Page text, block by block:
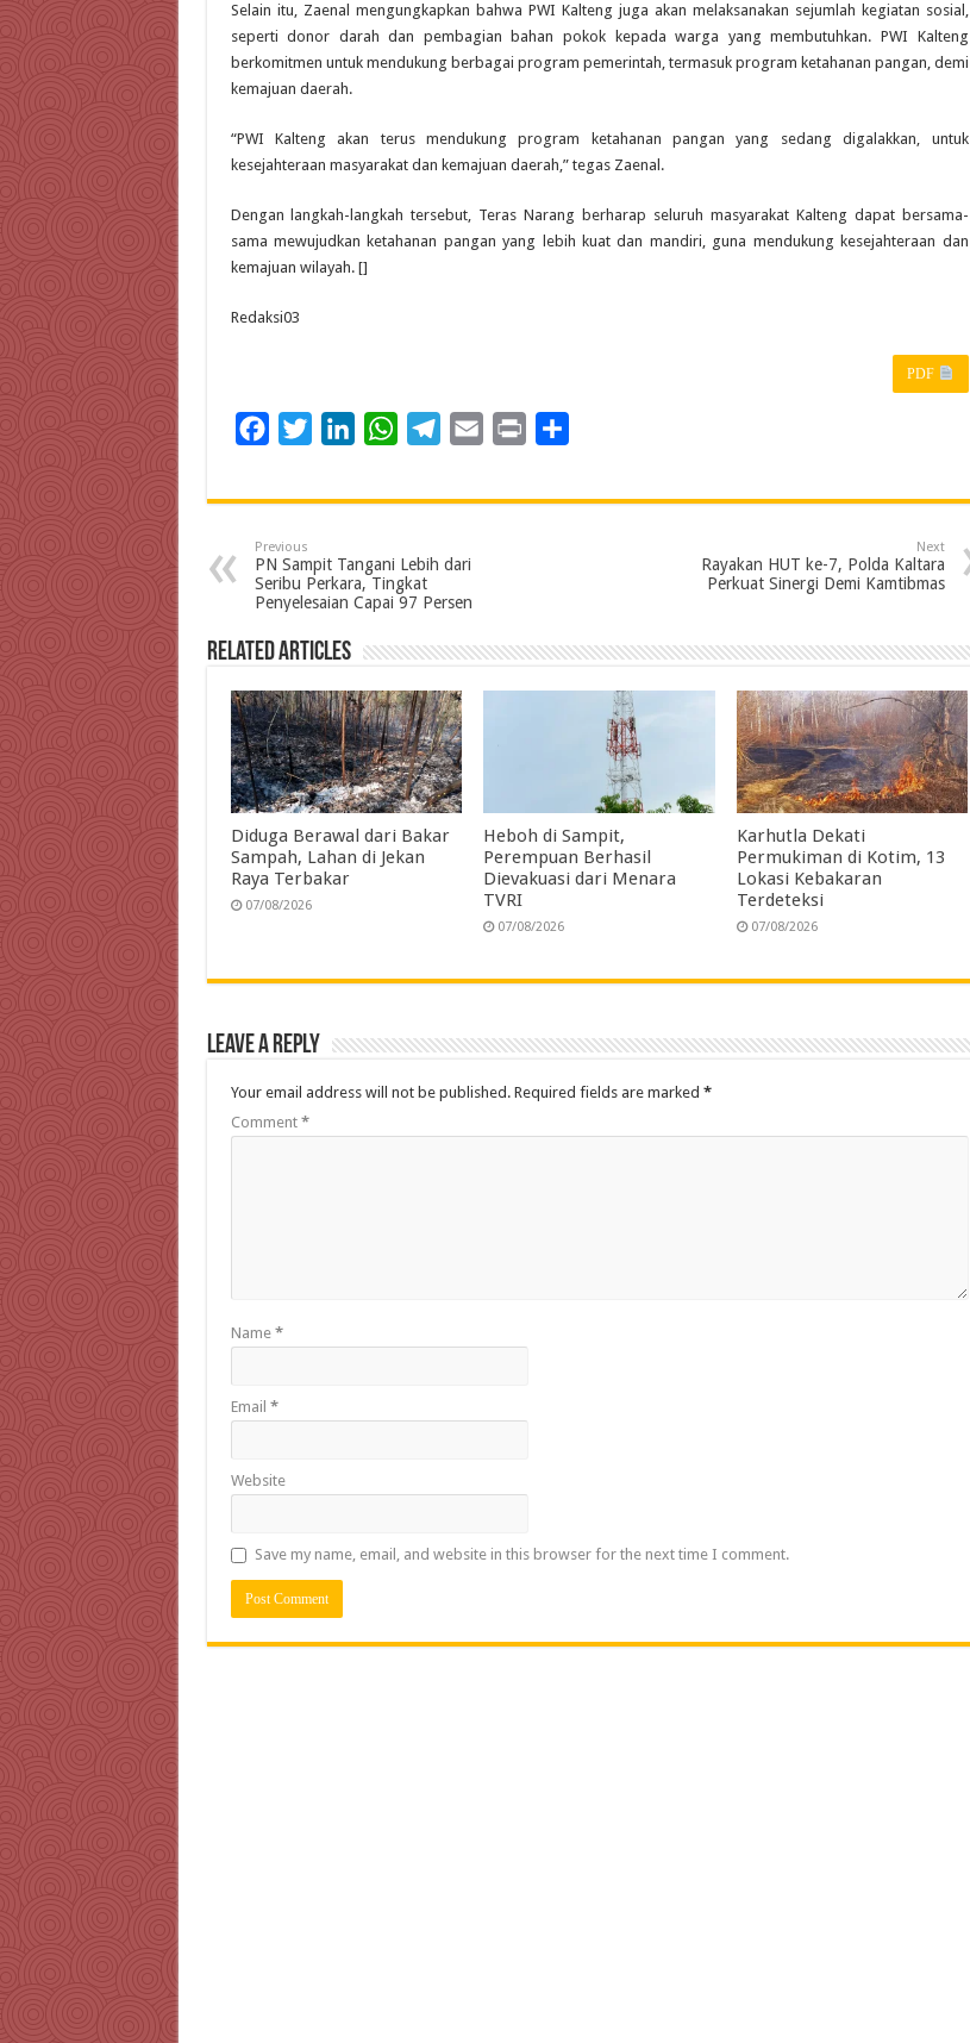
Selain itu, Zaenal mengungkapkan bahwa PWI Kalteng juga akan melaksanakan sejumlah kegiatan sosial,
seperti donor darah dan pembagian bahan pokok kepada warga yang membutuhkan. PWI Kalteng
berkomitmen untuk mendukung berbagai program pemerintah, termasuk program ketahanan pangan, demi
kemajuan daerah.
“PWI Kalteng akan terus mendukung program ketahanan pangan yang sedang digalakkan, untuk
kesejahteraan masyarakat dan kemajuan daerah,” tegas Zaenal.
Dengan langkah-langkah tersebut, Teras Narang berharap seluruh masyarakat Kalteng dapat bersama-
sama mewujudkan ketahanan pangan yang lebih kuat dan mandiri, guna mendukung kesejahteraan dan
kemajuan wilayah. []
Redaksi03
PDF
c
b
o
k
i
t
e
n
e
d
n
W
a
s
A
p
l
g
r
m
a
i
a
Previous
PN Sampit Tangani Lebih dari
Seribu Perkara, Tingkat
Penyelesaian Capai 97 Persen
Next
Rayakan HUT ke-7, Polda Kaltara
Perkuat Sinergi Demi Kamtibmas
Related Articles
Diduga Berawal dari Bakar
Sampah, Lahan di Jekan
Raya Terbakar
07/08/2026
Heboh di Sampit,
Perempuan Berhasil
Dievakuasi dari Menara
TVRI
07/08/2026
Karhutla Dekati
Permukiman di Kotim, 13
Lokasi Kebakaran
Terdeteksi
07/08/2026
Leave a Reply
Your email address will not be published. Required fields are marked *
Comment *
Name *
Email *
Website
Save my name, email, and website in this browser for the next time I comment.